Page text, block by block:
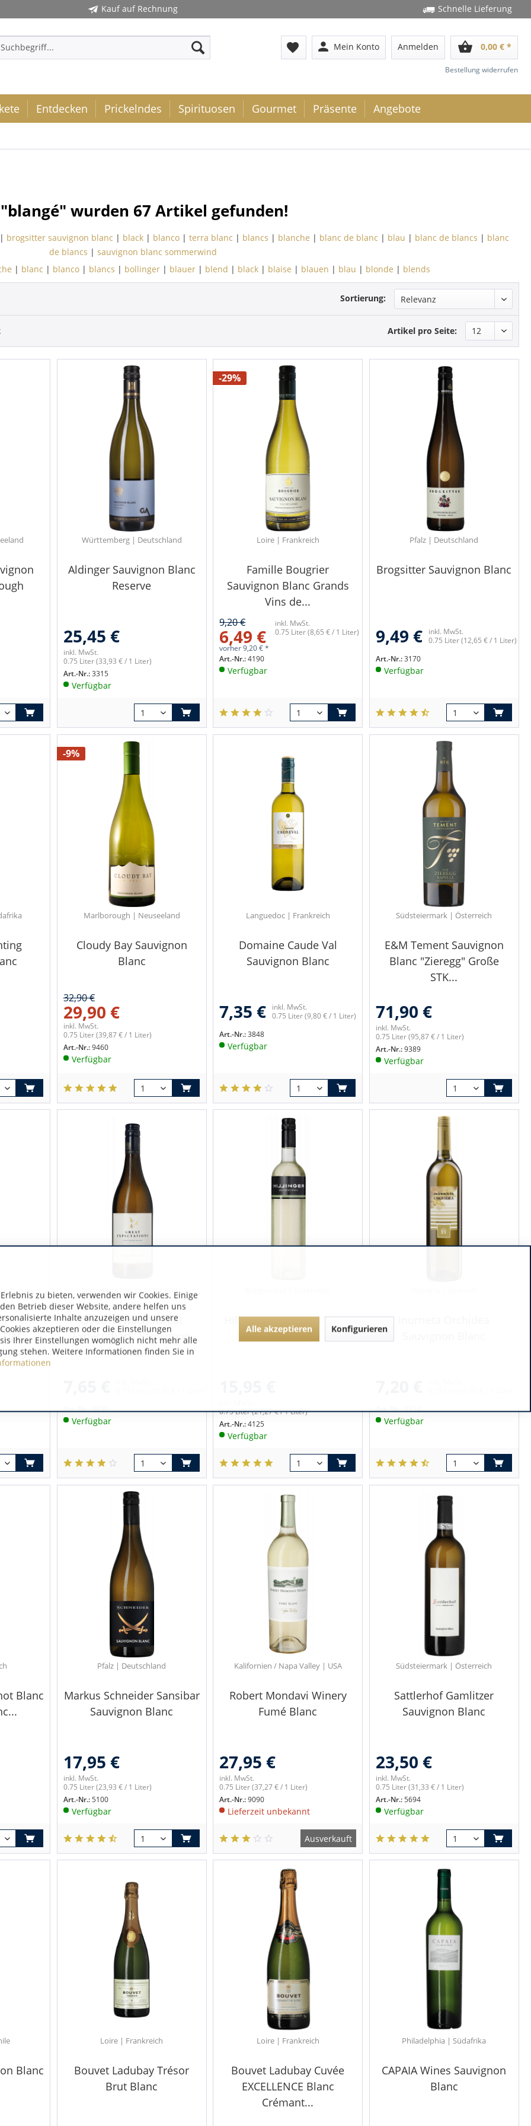
Kauf auf Rechnung Schnelle Lieferung
favorite person Mein Konto Anmelden shopping_basket 0,00 € *
Bestellung widerrufen
Entdecken Prickelndes Spirituosen Gourmet Präsente Angebote
wurden 67 Artikel gefunden!
| brogsitter sauvignon blanc | black | blanco | terra blanc | blancs | blanche | blanc de blanc | blau | blanc de blancs | blanc
de blancs | sauvignon blanc sommerwind
| blanc | blanco | blancs | bollinger | blauer | blend | black | blaise | blauen | blau | blonde | blends
Sortierung:
Artikel pro Seite:
Württemberg | Deutschland
Aldinger Sauvignon Blanc
Reserve
25,45 €
inkl. MwSt.
0.75 Liter(33,93 € / 1 Liter)
Art.-Nr.:3315
Verfügbar
-29%
Loire | Frankreich
Famille Bougrier
Sauvignon Blanc Grands
Vins de...
9,20 €
6,49 €
vorher9,20 € *
inkl. MwSt.
0.75 Liter(8,65 € / 1 Liter)
Art.-Nr.:4190
Verfügbar
Pfalz | Deutschland
Brogsitter Sauvignon Blanc
9,49 €
inkl. MwSt.
0.75 Liter(12,65 € / 1 Liter)
Art.-Nr.:3170
Verfügbar
-9%
Marlborough | Neuseeland
Cloudy Bay Sauvignon
Blanc
32,90 €
29,90 €
inkl. MwSt.
0.75 Liter(39,87 € / 1 Liter)
Art.-Nr.:9460
Verfügbar
Languedoc | Frankreich
Domaine Caude Val
Sauvignon Blanc
7,35 €
inkl. MwSt.
0.75 Liter(9,80 € / 1 Liter)
Art.-Nr.:3848
Verfügbar
Südsteiermark | Österreich
E&M Tement Sauvignon
Blanc "Zieregg" Große
STK...
71,90 €
inkl. MwSt.
0.75 Liter(95,87 € / 1 Liter)
Art.-Nr.:9389
Verfügbar
Robertson Valley | Südafrika
Goedverwacht Great
Expectations Sauvignon
Blanc...
Art.-Nr.:9630
Verfügbar
Hillinger Sauvignon Blanc
0.75 Liter(21,27 € / 1 Liter)
Art.-Nr.:4125
Verfügbar
Art.-Nr.:5634
Verfügbar
Blanc
Pfalz | Deutschland
Markus Schneider Sansibar
Sauvignon Blanc
17,95 €
inkl. MwSt.
0.75 Liter(23,93 € / 1 Liter)
Art.-Nr.:5100
Verfügbar
Kalifornien / Napa Valley | USA
Robert Mondavi Winery
Fumé Blanc
27,95 €
inkl. MwSt.
0.75 Liter(37,27 € / 1 Liter)
Art.-Nr.:9090
Lieferzeit unbekannt
Ausverkauft
Südsteiermark | Österreich
Sattlerhof Gamlitzer
Sauvignon Blanc
23,50 €
inkl. MwSt.
0.75 Liter(31,33 € / 1 Liter)
Art.-Nr.:5694
Verfügbar
Blanc
Loire | Frankreich
Bouvet Ladubay Trésor
Brut Blanc
Loire | Frankreich
Bouvet Ladubay Cuvée
EXCELLENCE Blanc
Crémant...
Philadelphia | Südafrika
CAPAIA Wines Sauvignon
Blanc
zu bieten, verwenden wir Cookies. Einige
Betrieb dieser Website, andere helfen uns
Inhalte anzuzeigen und unsere
akzeptieren oder die Einstellungen
Ihrer Einstellungen womöglich nicht mehr alle
stehen. Weitere Informationen finden Sie in
Alle akzeptieren Konfigurieren